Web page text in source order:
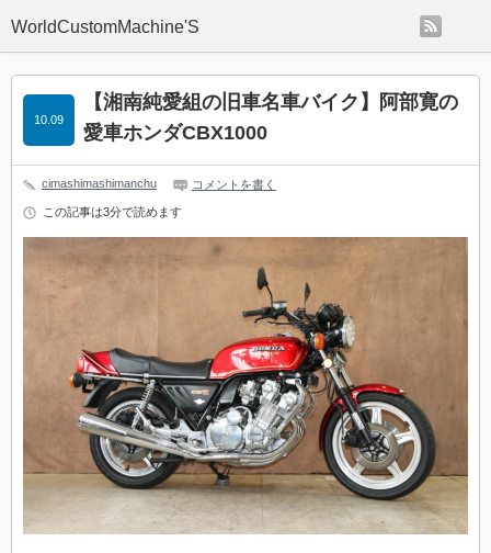
WorldCustomMachine'S
【湘南純愛組の旧車名車バイク】阿部寛の
愛車ホンダCBX1000
10.09
cimashimashimanchu コメントを書く
この記事は3分で読めます